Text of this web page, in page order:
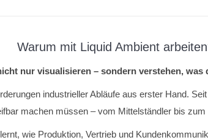
Warum mit Liquid Ambient
nur visualisieren – sondern verstehen, was
industrieller Abläufe aus erster Hand.
machen müssen – vom Mittelständler bis zum
wie Produktion, Vertrieb und